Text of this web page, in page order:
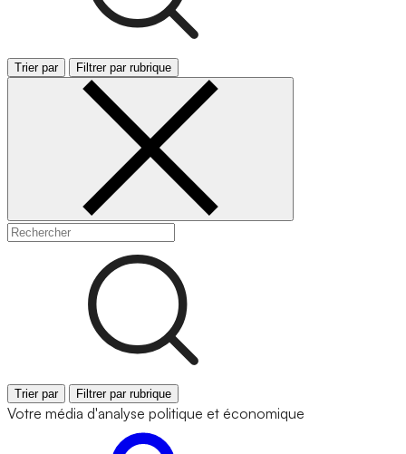
Trier par Filtrer par rubrique
Trier par Filtrer par rubrique
Votre média d'analyse politique et économique